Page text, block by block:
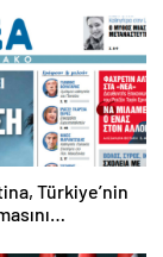
Türkiye’nin